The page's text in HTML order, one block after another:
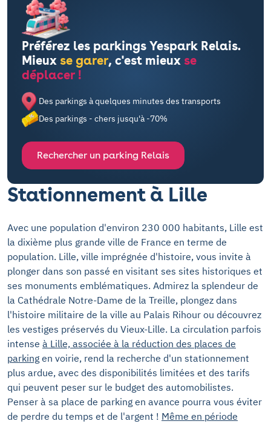
Préférez les parkings Yespark Relais.
Mieux se garer, c'est mieux se
déplacer !
Des parkings à quelques minutes des transports
Des parkings - chers jusqu'à -70%
Rechercher un parking Relais
Stationnement à Lille
Avec une population d'environ 230 000 habitants, Lille est
la dixième plus grande ville de France en terme de
population. Lille, ville imprégnée d'histoire, vous invite à
plonger dans son passé en visitant ses sites historiques et
ses monuments emblématiques. Admirez la splendeur de
la Cathédrale Notre-Dame de la Treille, plongez dans
l'histoire militaire de la ville au Palais Rihour ou découvrez
les vestiges préservés du Vieux-Lille. La circulation parfois
intense à Lille, associée à la réduction des places de
parking en voirie, rend la recherche d'un stationnement
plus ardue, avec des disponibilités limitées et des tarifs
qui peuvent peser sur le budget des automobilistes.
Penser à sa place de parking en avance pourra vous éviter
de perdre du temps et de l'argent ! Même en période